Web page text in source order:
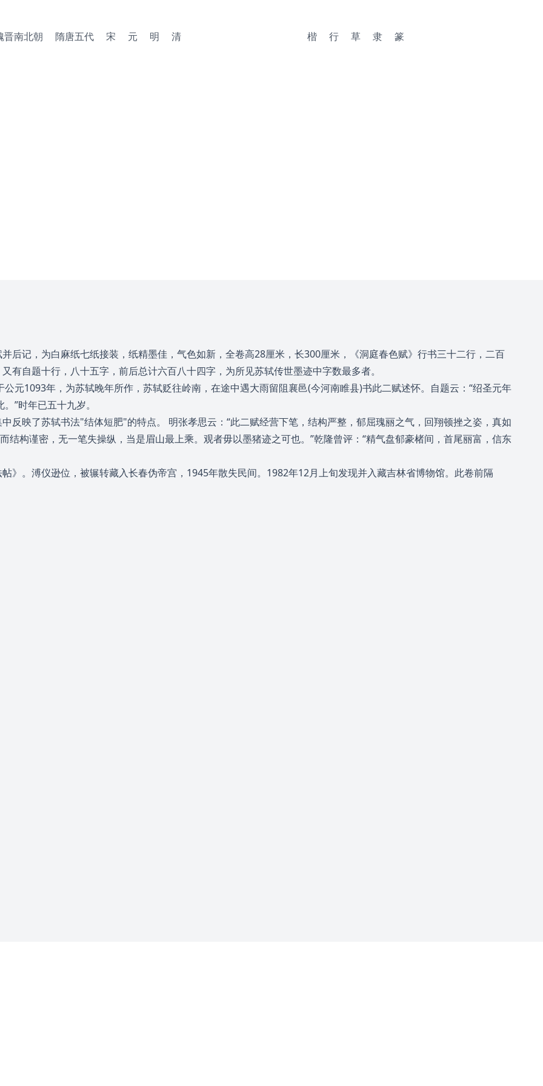
晋南北朝 隋唐五代 宋 元 明 清 楷 行 草 隶 篆
后记，为白麻纸七纸接装，纸精墨佳，气色如新，全卷高28厘米，长300厘米，《洞庭春色赋》行书三十二行，二百
有自题十行，八十五字，前后总计六百八十四字，为所见苏轼传世墨迹中字数最多者。
元1093年，为苏轼晚年所作，苏轼贬往岭南，在途中遇大雨留阻襄邑(今河南睢县)书此二赋述怀。自题云：“绍圣元年
”时年已五十九岁。
反映了苏轼书法"结体短肥"的特点。 明张孝思云：“此二赋经营下笔，结构严整，郁屈瑰丽之气，回翔顿挫之姿，真如
结构谨密，无一笔失操纵，当是眉山最上乘。观者毋以墨猪迹之可也。”乾隆曾评：“精气盘郁豪楮间，首尾丽富，信东
》。溥仪逊位，被辗转藏入长春伪帝宫，1945年散失民间。1982年12月上旬发现并入藏吉林省博物馆。此卷前隔